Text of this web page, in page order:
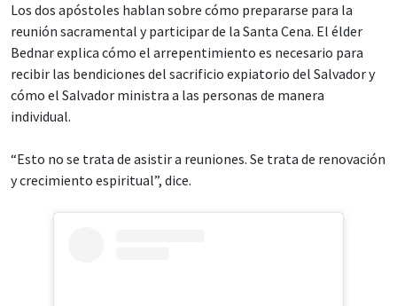
Los dos apóstoles hablan sobre cómo prepararse para la
reunión sacramental y participar de la Santa Cena. El élder
Bednar explica cómo el arrepentimiento es necesario para
recibir las bendiciones del sacrificio expiatorio del Salvador y
cómo el Salvador ministra a las personas de manera
individual.
“Esto no se trata de asistir a reuniones. Se trata de renovación
y crecimiento espiritual”, dice.